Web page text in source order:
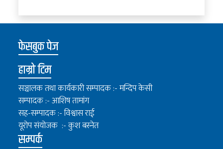
फेसबुक पेज
हाम्रो टिम
सञ्चालक तथा कार्यकारी सम्पादक :- मन्दिप केसी
सम्पादक :- आशिष तामांग
सह-सम्पादक :- विश्वास राई
यूरोप संयोजक :- कुश बस्नेत
सम्पर्क